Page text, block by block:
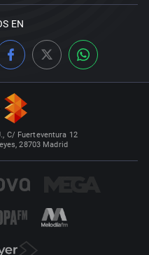
EN
C/ Fuerteventura 12
28703 Madrid